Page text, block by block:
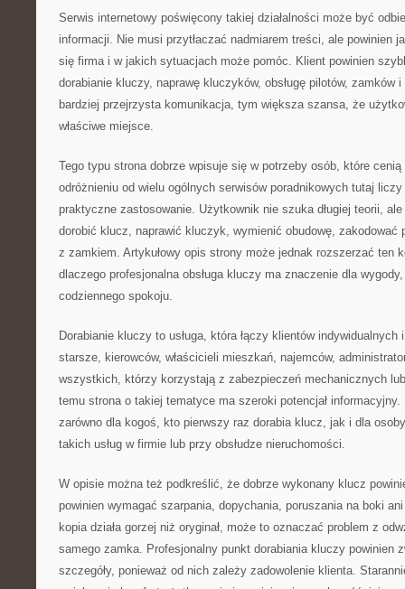
Serwis internetowy poświęcony takiej działalności może być
informacji. Nie musi przytłaczać nadmiarem treści, ale powinien
się firma i w jakich sytuacjach może pomóc. Klient powinien
dorabianie kluczy, naprawę kluczyków, obsługę pilotów, zamków
bardziej przejrzysta komunikacja, tym większa szansa, że
właściwe miejsce.
Tego typu strona dobrze wpisuje się w potrzeby osób, które cenią
odróżnieniu od wielu ogólnych serwisów poradnikowych tutaj
praktyczne zastosowanie. Użytkownik nie szuka długiej teorii,
dorobić klucz, naprawić kluczyk, wymienić obudowę, zakodować
z zamkiem. Artykułowy opis strony może jednak rozszerzać ten
dlaczego profesjonalna obsługa kluczy ma znaczenie dla
codziennego spokoju.
Dorabianie kluczy to usługa, która łączy klientów indywidualnych
starsze, kierowców, właścicieli mieszkań, najemców,
wszystkich, którzy korzystają z zabezpieczeń mechanicznych
temu strona o takiej tematyce ma szeroki potencjał
zarówno dla kogoś, kto pierwszy raz dorabia klucz, jak i dla
takich usług w firmie lub przy obsłudze nieruchomości.
W opisie można też podkreślić, że dobrze wykonany klucz
powinien wymagać szarpania, dopychania, poruszania na boki
kopia działa gorzej niż oryginał, może to oznaczać problem z
samego zamka. Profesjonalny punkt dorabiania kluczy powinien
szczegóły, ponieważ od nich zależy zadowolenie klienta.